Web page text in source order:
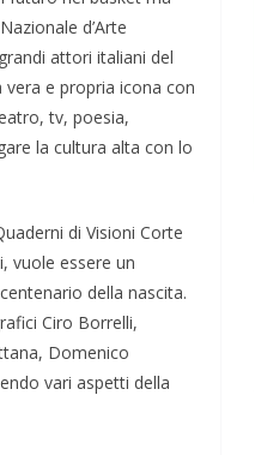
d’Arte
attori italiani del
e propria icona con
tv, poesia,
la cultura alta con lo
di Visioni Corte
vuole essere un
della nascita.
Ciro Borrelli,
Domenico
vari aspetti della